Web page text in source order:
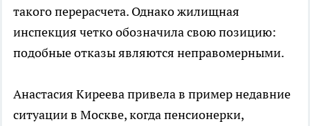
такого перерасчета. Однако жилищная
инспекция четко обозначила свою позицию:
подобные отказы являются неправомерными.
Анастасия Киреева привела в пример недавние
ситуации в Москве, когда пенсионерки,